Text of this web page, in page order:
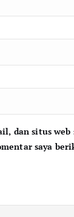
dan situs web
saya